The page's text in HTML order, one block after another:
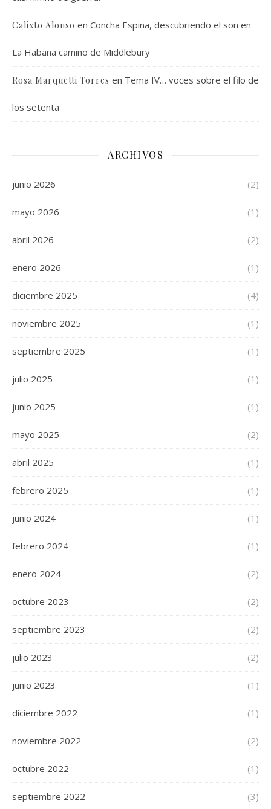
Calixto Alonso en Concha Espina, descubriendo el son en
La Habana camino de Middlebury
Rosa Marquetti Torres en Tema IV… voces sobre el filo de
los setenta
ARCHIVOS
junio 2026 (2)
mayo 2026 (1)
abril 2026 (2)
enero 2026 (1)
diciembre 2025 (4)
noviembre 2025 (1)
septiembre 2025 (1)
julio 2025 (1)
junio 2025 (1)
mayo 2025 (2)
abril 2025 (1)
febrero 2025 (1)
junio 2024 (1)
febrero 2024 (1)
enero 2024 (2)
octubre 2023 (2)
septiembre 2023 (2)
julio 2023 (2)
junio 2023 (1)
diciembre 2022 (1)
noviembre 2022 (2)
octubre 2022 (1)
septiembre 2022 (3)